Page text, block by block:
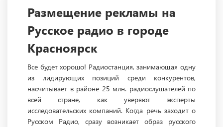
Размещение рекламы на
Русское радио в городе
Красноярск
Все будет хорошо! Радиостанция, занимающая одну
из лидирующих позиций среди конкурентов,
насчитывает в районе 25 млн. радиослушателей по
всей стране, как уверяют эксперты
исследовательских компаний. Когда речь заходит о
Русском Радио, сразу возникает образ русского